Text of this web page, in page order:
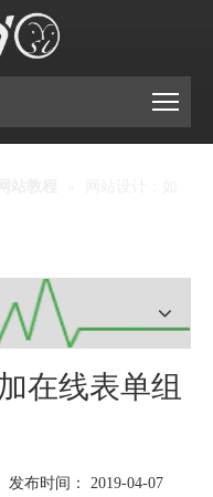
在线表单组
布时间： 2019-04-07